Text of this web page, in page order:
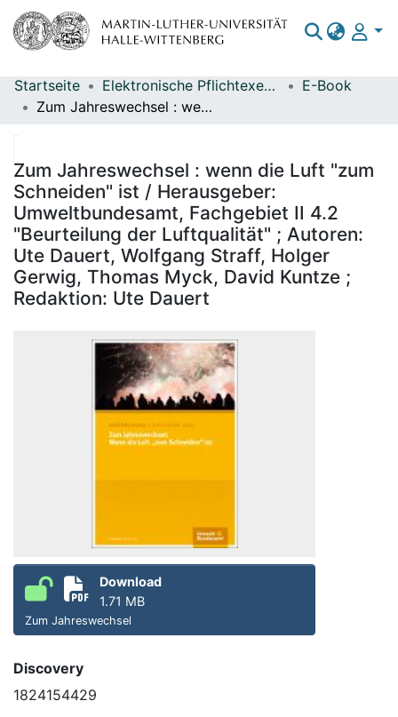
Bereiche & Sammlungen
Statistiken
Startseite Elektronische Pflichtexemplare
E-Book
Zum Jahreswechsel : wenn die Luft "zum Schneiden" ist / Herausgeber: Umweltbundesamt, Fachgebiet II 4.2 "Beurteilung der Luftqualität" ; Autoren: Ute Dauert, Wolfgang Straff, Holger Gerwig, Thomas Myck, David Kuntze ; Redaktion: Ute Dauert
Zum Jahreswechsel : wenn die Luft "zum
Schneiden" ist / Herausgeber:
Umweltbundesamt, Fachgebiet II 4.2
"Beurteilung der Luftqualität" ; Autoren:
Ute Dauert, Wolfgang Straff, Holger
Gerwig, Thomas Myck, David Kuntze ;
Redaktion: Ute Dauert
Download
1.71 MB
Zum Jahreswechsel
Discovery
1824154429